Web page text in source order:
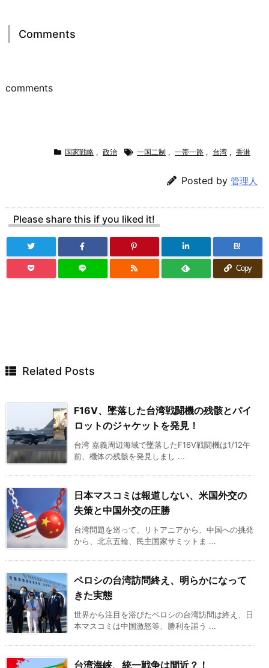
Comments
comments
国家戦略 , 政治 一国二制 , 一帯一路 , 台湾 , 香港
Posted by 管理人
Please share this if you liked it!
B!
Copy
Related Posts
F16V、墜落した台湾戦闘機の残骸とパイ
ロットのジャケットを発見！
台湾 嘉義周辺海域で墜落したF16V戦闘機は1/12午
前、機体の残骸を発見しまし ...
日本マスコミは報道しない、米国外交の
失策と中国外交の圧勝
台湾問題を巡って、リトアニアから、中国への挑発
から、北京五輪、民主国家サミットま ...
ペロシの台湾訪問終え、明らかになって
きた実態
世界から注目を浴びたペロシの台湾訪問は終え、日
本マスコミは中国激怒等、勝利を謳う ...
台湾海峡、統一戦争は間近？！